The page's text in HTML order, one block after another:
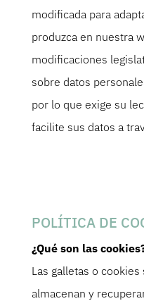
modificada para
produzca en nuestra
modificaciones
sobre datos
por lo que exige su
facilite sus datos a
POLÍTICA DE
¿Qué son las
Las galletas o
almacenan y